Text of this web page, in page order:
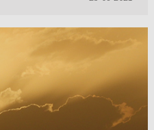
Geest voor het ...